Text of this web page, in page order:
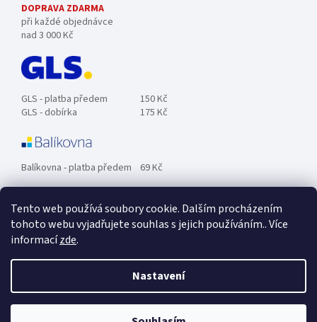
Tento web používá soubory cookie. Dalším procházením
tohoto webu vyjadřujete souhlas s jejich používáním.. Více
informacízde.
Nastavení
DOPRAVA ZDARMA
při každé objednávce
nad 3 000 Kč
GLS - platba předem
150 Kč
GLS - dobírka
175 Kč
Balíkovna - platba předem 69 Kč
Zásilkovna - platba předem 89 Kč